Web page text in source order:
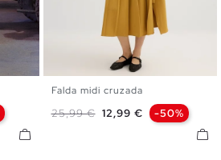
36 38
Falda midi cruzada
Precio base
25,99 € Precio
12,99 € -50%